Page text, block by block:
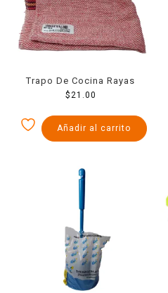
Trapo De Cocina Rayas
$21.00
Añadir al carrito